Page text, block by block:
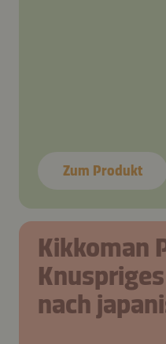
Zum Produkt
Kikkoman
nach